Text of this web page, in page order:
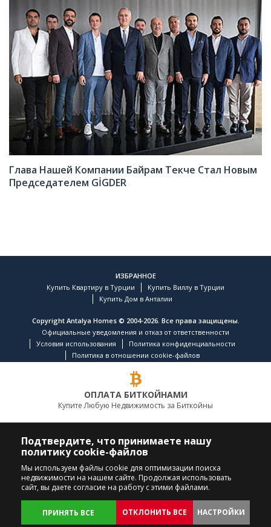
Глава Нашей Компании Байрам Текче Стал Новым
Председателем GİGDER
ИЗБРАННОЕ
Купить Квартиру в Турции
Купить Виллу в Турции
Купить Дом в Анталии
Copyright Antalya Homes © 2004-2026. Все права защищены.
Официальные уведомления и отказ от ответственности
Условия использования
Политика конфиденциальности
Политика в отношении cookie-файлов
ОПЛАТА БИТКОЙНАМИ
Купите Любую Недвижимость за Биткойны
ПОЗВОНИТЕ НАМ
+90 242 324 54 94
Подтвердите, что принимаете нашу
политику cookie-файлов
Мы используем файлы cookie для оптимизации поиска
недвижимости на нашем сайте. Продолжая использовать
сайт, вы даете согласие на работу с этими файлами.
ПРИНЯТЬ ВСЕ ОТКЛОНИТЬ ВСЕ НАСТРОЙКИ